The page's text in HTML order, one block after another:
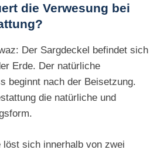
die Verwesung bei
Der Sargdeckel befindet sich
Erde. Der natürliche
beginnt nach der Beisetzung.
die natürliche und
löst sich innerhalb von zwei